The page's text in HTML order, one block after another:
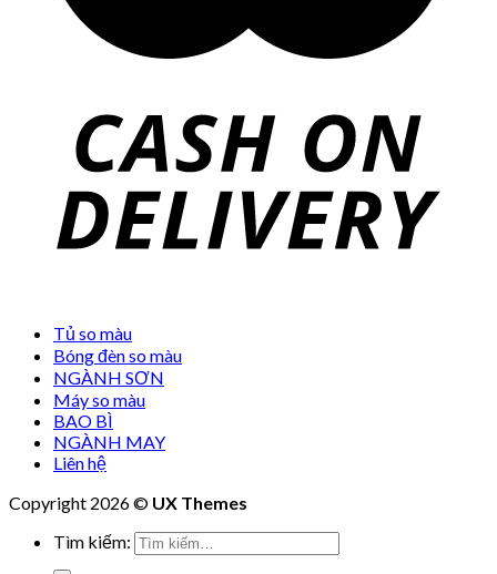
Tủ so màu
Bóng đèn so màu
NGÀNH SƠN
Máy so màu
BAO BÌ
NGÀNH MAY
Liên hệ
Copyright 2026 © UX Themes
Tìm kiếm: